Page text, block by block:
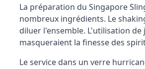
La préparation du Singapore
nombreux ingrédients. Le
diluer l'ensemble. L'utilisation
masqueraient la finesse des
Le service dans un verre